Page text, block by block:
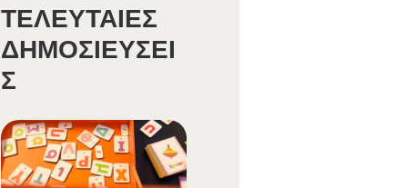
ΤΕΛΕΥΤΑΊΕΣ
ΔΗΜΟΣΙΕΎΣΕΙ
Σ